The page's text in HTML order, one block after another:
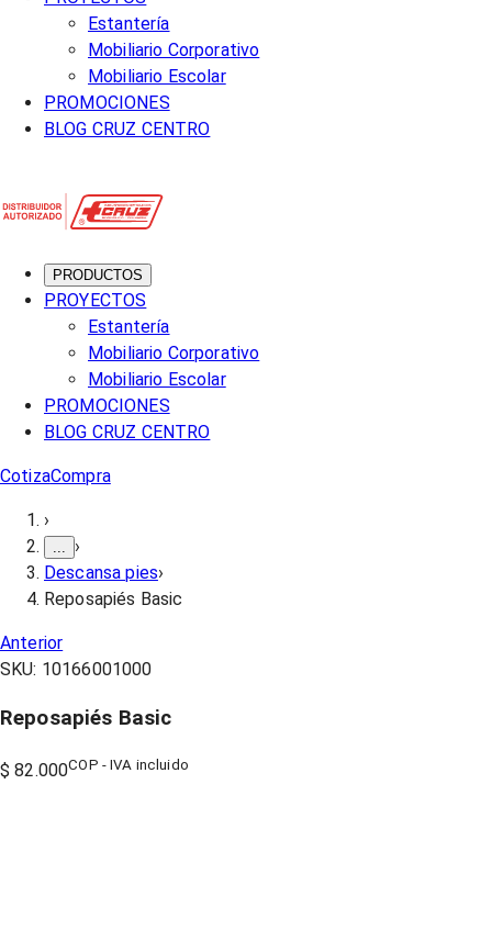
Estantería
Mobiliario Corporativo
Mobiliario Escolar
PROMOCIONES
BLOG CRUZ CENTRO
PRODUCTOS
PROYECTOS
Estantería
Mobiliario Corporativo
Mobiliario Escolar
PROMOCIONES
BLOG CRUZ CENTRO
CotizaCompra
›
›
Descansa pies›
Reposapiés Basic
Anterior
SKU: 10166001000
Reposapiés Basic
$ 82.000COP - IVA incluido